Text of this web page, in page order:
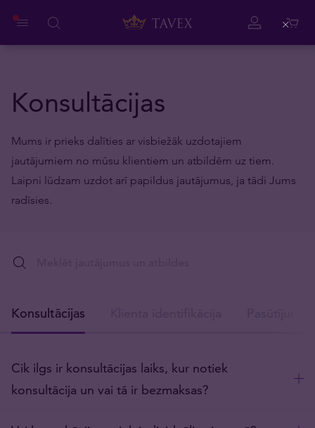
Konsultācijas
Mums ir prieks dalīties ar visbiežāk uzdotajiem
jautājumiem no mūsu klientiem un atbildēm uz tiem.
Laipni lūdzam uzdot arī papildus jautājumus, ja tādi Jums
radīsies.
Konsultācijas
Cik ilgs ir konsultācijas laiks, kur notiek
konsultācija un vai tā ir bezmaksas?
Close